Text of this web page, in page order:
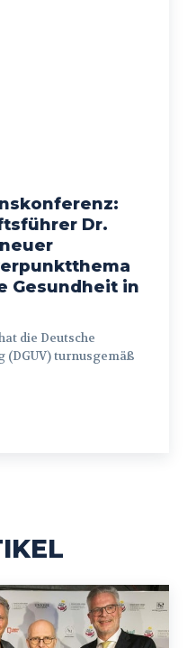
Dr.
Gesundheit in
(DGUV) turnusgemäß